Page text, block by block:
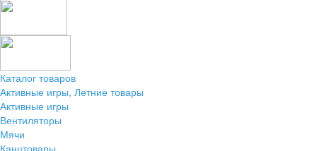
Каталог товаров
Активные игры, Летние товары
Активные игры
Вентиляторы
Мячи
Канцтовары